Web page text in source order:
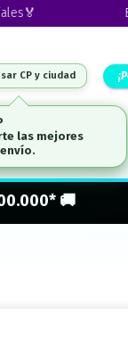
CP y ciudad
🚚